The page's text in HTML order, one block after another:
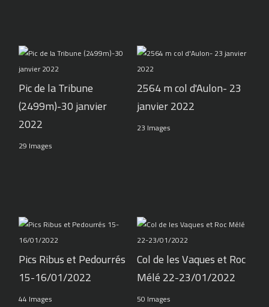
Pic de la Tribune
(2499m)-30 janvier
2022
29 Images
2564 m col d'Aulon- 23
janvier 2022
23 Images
Pics Ribus et Pedourrés
15-16/01/2022
44 Images
Col de les Vaques et Roc
Mélé 22-23/01/2022
50 Images